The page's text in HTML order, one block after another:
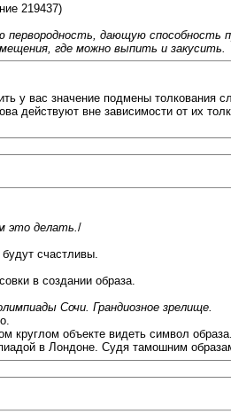
219437)
дающую способность
где можно выпить и закусить.
у вас значение подмены
действуют вне зависимости от их
это делать./
счастливы.
в создании образа.
Сочи. Грандиозное зрелище.
круглом объекте видеть символ образа.
в Лондоне. Судя тамошним